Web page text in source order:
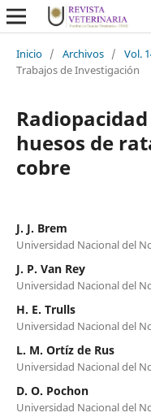
Inicio / Archivos / Vol.
Trabajos de Investigación
huesos de
cobre
J. J. Brem
Universidad Nacional del
J. P. Van Rey
Universidad Nacional del
H. E. Trulls
Universidad Nacional del
L. M. Ortíz de Rus
Universidad Nacional del
D. O. Pochon
Universidad Nacional del